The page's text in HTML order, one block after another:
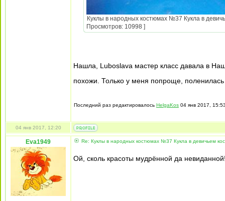
Куклы в народных костюмах №37 Кукла в
Просмотров: 10998 ]
Нашла, Luboslava мастер класс давала в
похожи. Только у меня попроще,
Последний раз редактировалось HelgaKos 04 янв 2017,
04 янв 2017, 12:20
Eva1949 Re: Куклы в народных костюмах №37 Кукла в девичьем
Ой, сколь красоты мудрённой да